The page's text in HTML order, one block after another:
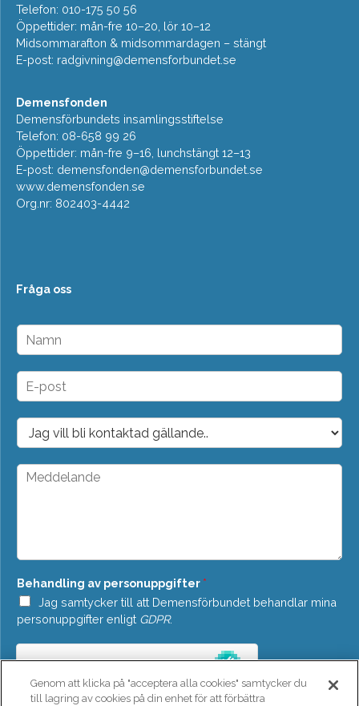
Telefon: 010-175 50 56
Öppettider: mån-fre 10–20, lör 10–12
Midsommarafton & midsommardagen – stängt
E-post: radgivning@demensforbundet.se
Demensfonden
Demensförbundets insamlingsstiftelse
Telefon: 08-658 99 26
Öppettider: mån-fre 9–16, lunchstängt 12–13
E-post: demensfonden@demensforbundet.se
www.demensfonden.se
Org.nr: 802403-4442
Fråga oss
N
m
n
E
p
o
t
*
D
o
p
M
a
d
e
*
Behandling av personuppgifter *
Jag samtycker till att Demensförbundet behandlar mina
personuppgifter enligt GDPR.
Genom att klicka på "acceptera alla cookies" samtycker du
till lagring av cookies på din enhet för att förbättra